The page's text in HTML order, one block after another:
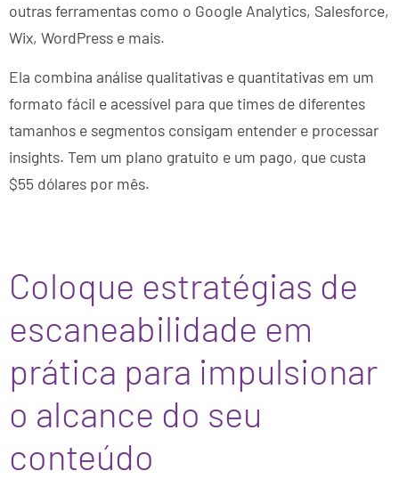
outras ferramentas como o Google Analytics, Salesforce,
Wix, WordPress e mais.
Ela combina análise qualitativas e quantitativas em um
formato fácil e acessível para que times de diferentes
tamanhos e segmentos consigam entender e processar
insights. Tem um plano gratuito e um pago, que custa
$55 dólares por mês.
Coloque estratégias de
escaneabilidade em
prática para impulsionar
o alcance do seu
conteúdo